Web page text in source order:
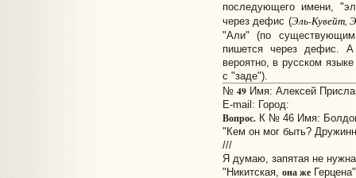
последующего имени,
через дефис (Эль-Кувейт,
"Али" (по
пишется через дефис.
вероятно, в русском
с "заде").
№ 49Имя: Алексей
E-mail: Город:
Вопрос.К № 46 Имя:
"Кем он мог быть?
///
Я думаю, запятая не
"Никитская, она же